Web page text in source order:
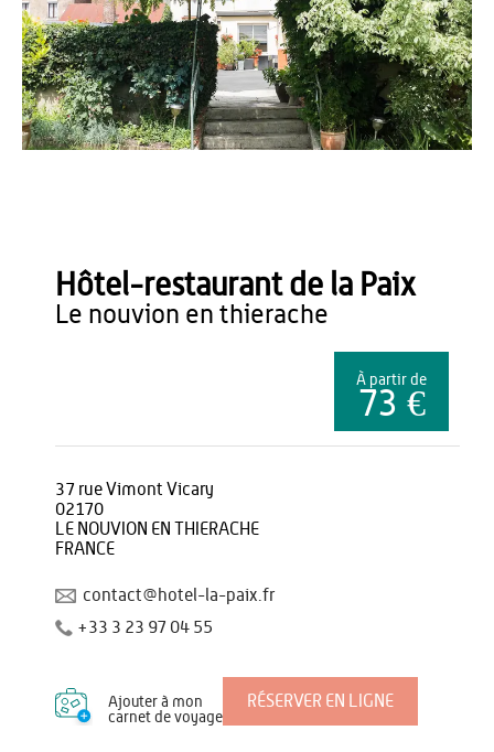
Hôtel-restaurant de la Paix
le nouvion en thierache
À partir de
73 €
37 rue Vimont Vicary
02170
LE NOUVION EN THIERACHE
FRANCE
contact@hotel-la-paix.fr
+33 3 23 97 04 55
Ajouter à mon
carnet de voyage
RÉSERVER EN LIGNE